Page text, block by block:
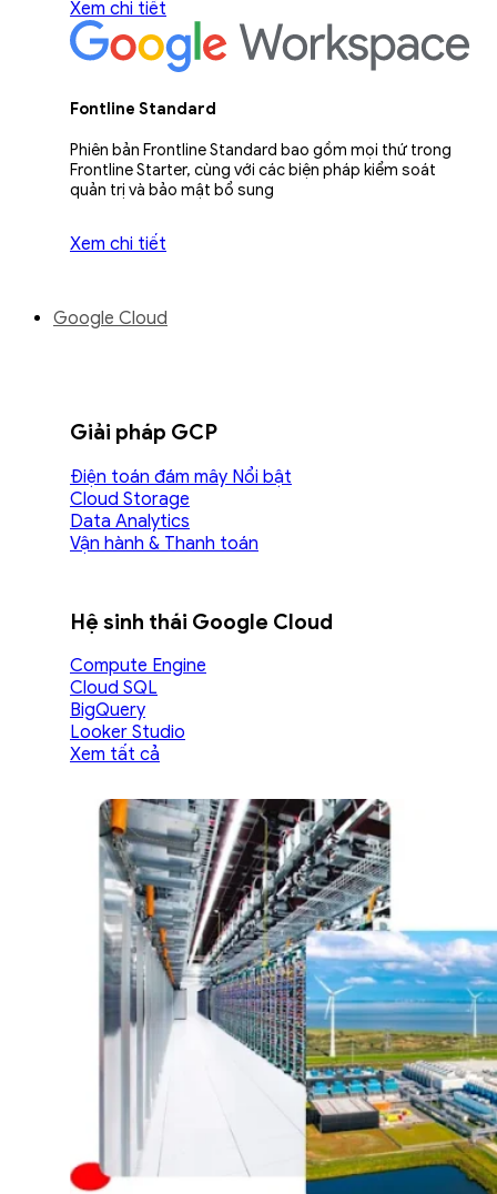
Xem chi tiết
Fontline Standard
Phiên bản Frontline Standard bao gồm mọi thứ trong
Frontline Starter, cùng với các biện pháp kiểm soát
quản trị và bảo mật bổ sung
Xem chi tiết
Google Cloud
Giải pháp GCP
Điện toán đám mây
Cloud Storage
Data Analytics
Vận hành & Thanh toán
Hệ sinh thái Google Cloud
Compute Engine
Cloud SQL
BigQuery
Looker Studio
Xem tất cả